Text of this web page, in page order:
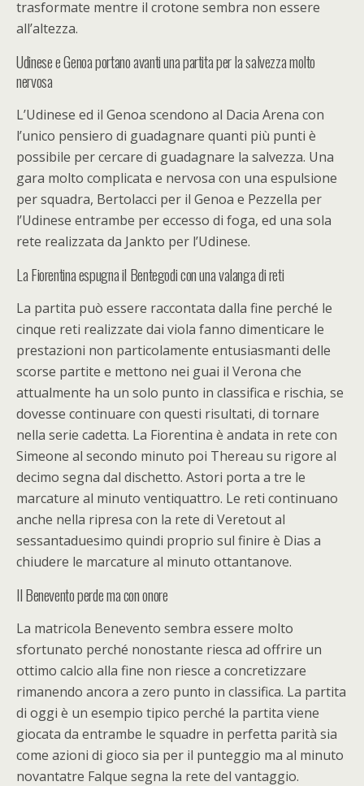
trasformate mentre il crotone sembra non essere
all’altezza.
Udinese e Genoa portano avanti una partita per la salvezza molto
nervosa
L’Udinese ed il Genoa scendono al Dacia Arena con
l’unico pensiero di guadagnare quanti più punti è
possibile per cercare di guadagnare la salvezza. Una
gara molto complicata e nervosa con una espulsione
per squadra, Bertolacci per il Genoa e Pezzella per
l’Udinese entrambe per eccesso di foga, ed una sola
rete realizzata da Jankto per l’Udinese.
La Fiorentina espugna il Bentegodi con una valanga di reti
La partita può essere raccontata dalla fine perché le
cinque reti realizzate dai viola fanno dimenticare le
prestazioni non particolamente entusiasmanti delle
scorse partite e mettono nei guai il Verona che
attualmente ha un solo punto in classifica e rischia, se
dovesse continuare con questi risultati, di tornare
nella serie cadetta. La Fiorentina è andata in rete con
Simeone al secondo minuto poi Thereau su rigore al
decimo segna dal dischetto. Astori porta a tre le
marcature al minuto ventiquattro. Le reti continuano
anche nella ripresa con la rete di Veretout al
sessantaduesimo quindi proprio sul finire è Dias a
chiudere le marcature al minuto ottantanove.
Il Benevento perde ma con onore
La matricola Benevento sembra essere molto
sfortunato perché nonostante riesca ad offrire un
ottimo calcio alla fine non riesce a concretizzare
rimanendo ancora a zero punto in classifica. La partita
di oggi è un esempio tipico perché la partita viene
giocata da entrambe le squadre in perfetta parità sia
come azioni di gioco sia per il punteggio ma al minuto
novantatre Falque segna la rete del vantaggio.